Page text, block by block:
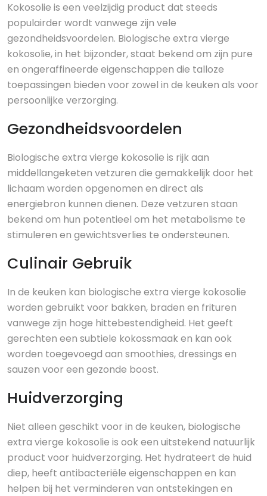
Kokosolie is een veelzijdig product dat steeds
populairder wordt vanwege zijn vele
gezondheidsvoordelen. Biologische extra vierge
kokosolie, in het bijzonder, staat bekend om zijn pure
en ongeraffineerde eigenschappen die talloze
toepassingen bieden voor zowel in de keuken als voor
persoonlijke verzorging.
Gezondheidsvoordelen
Biologische extra vierge kokosolie is rijk aan
middellangeketen vetzuren die gemakkelijk door het
lichaam worden opgenomen en direct als
energiebron kunnen dienen. Deze vetzuren staan
bekend om hun potentieel om het metabolisme te
stimuleren en gewichtsverlies te ondersteunen.
Culinair Gebruik
In de keuken kan biologische extra vierge kokosolie
worden gebruikt voor bakken, braden en frituren
vanwege zijn hoge hittebestendigheid. Het geeft
gerechten een subtiele kokossmaak en kan ook
worden toegevoegd aan smoothies, dressings en
sauzen voor een gezonde boost.
Huidverzorging
Niet alleen geschikt voor in de keuken, biologische
extra vierge kokosolie is ook een uitstekend natuurlijk
product voor huidverzorging. Het hydrateert de huid
diep, heeft antibacteriële eigenschappen en kan
helpen bij het verminderen van ontstekingen en